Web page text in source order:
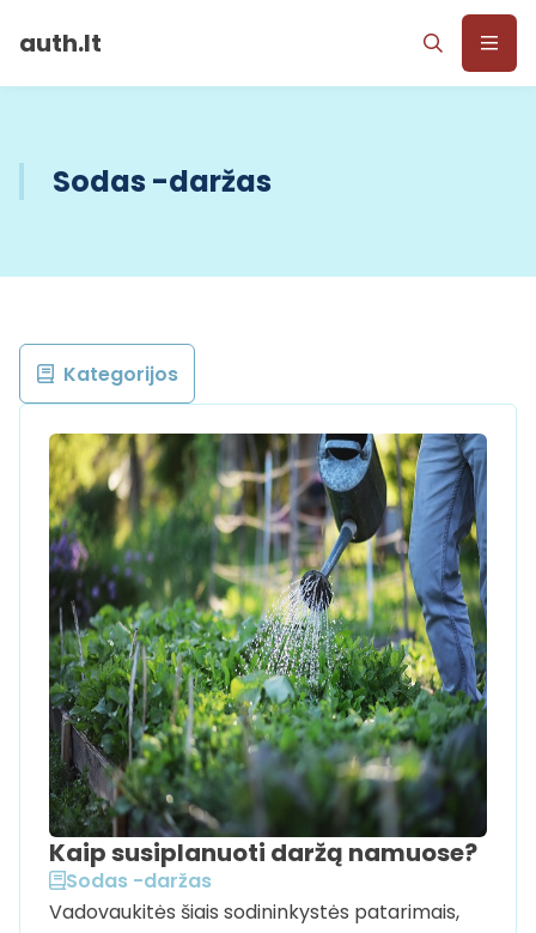
auth.lt
Sodas -daržas
Kaip susiplanuoti daržą namuose?
Sodas -daržas
Vadovaukitės šiais sodininkystės patarimais,
Kategorijos